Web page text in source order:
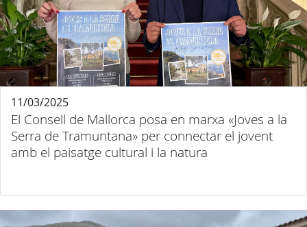
El Consell de Mallorca posa en marxa «Joves a la
Serra de Tramuntana» per connectar el jovent
amb el paisatge cultural i la natura
11/03/2025